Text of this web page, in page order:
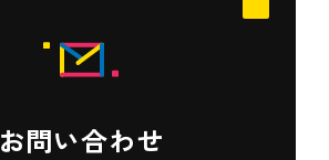
お問い合わせ